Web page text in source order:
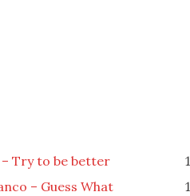
Try to be better
– Guess What